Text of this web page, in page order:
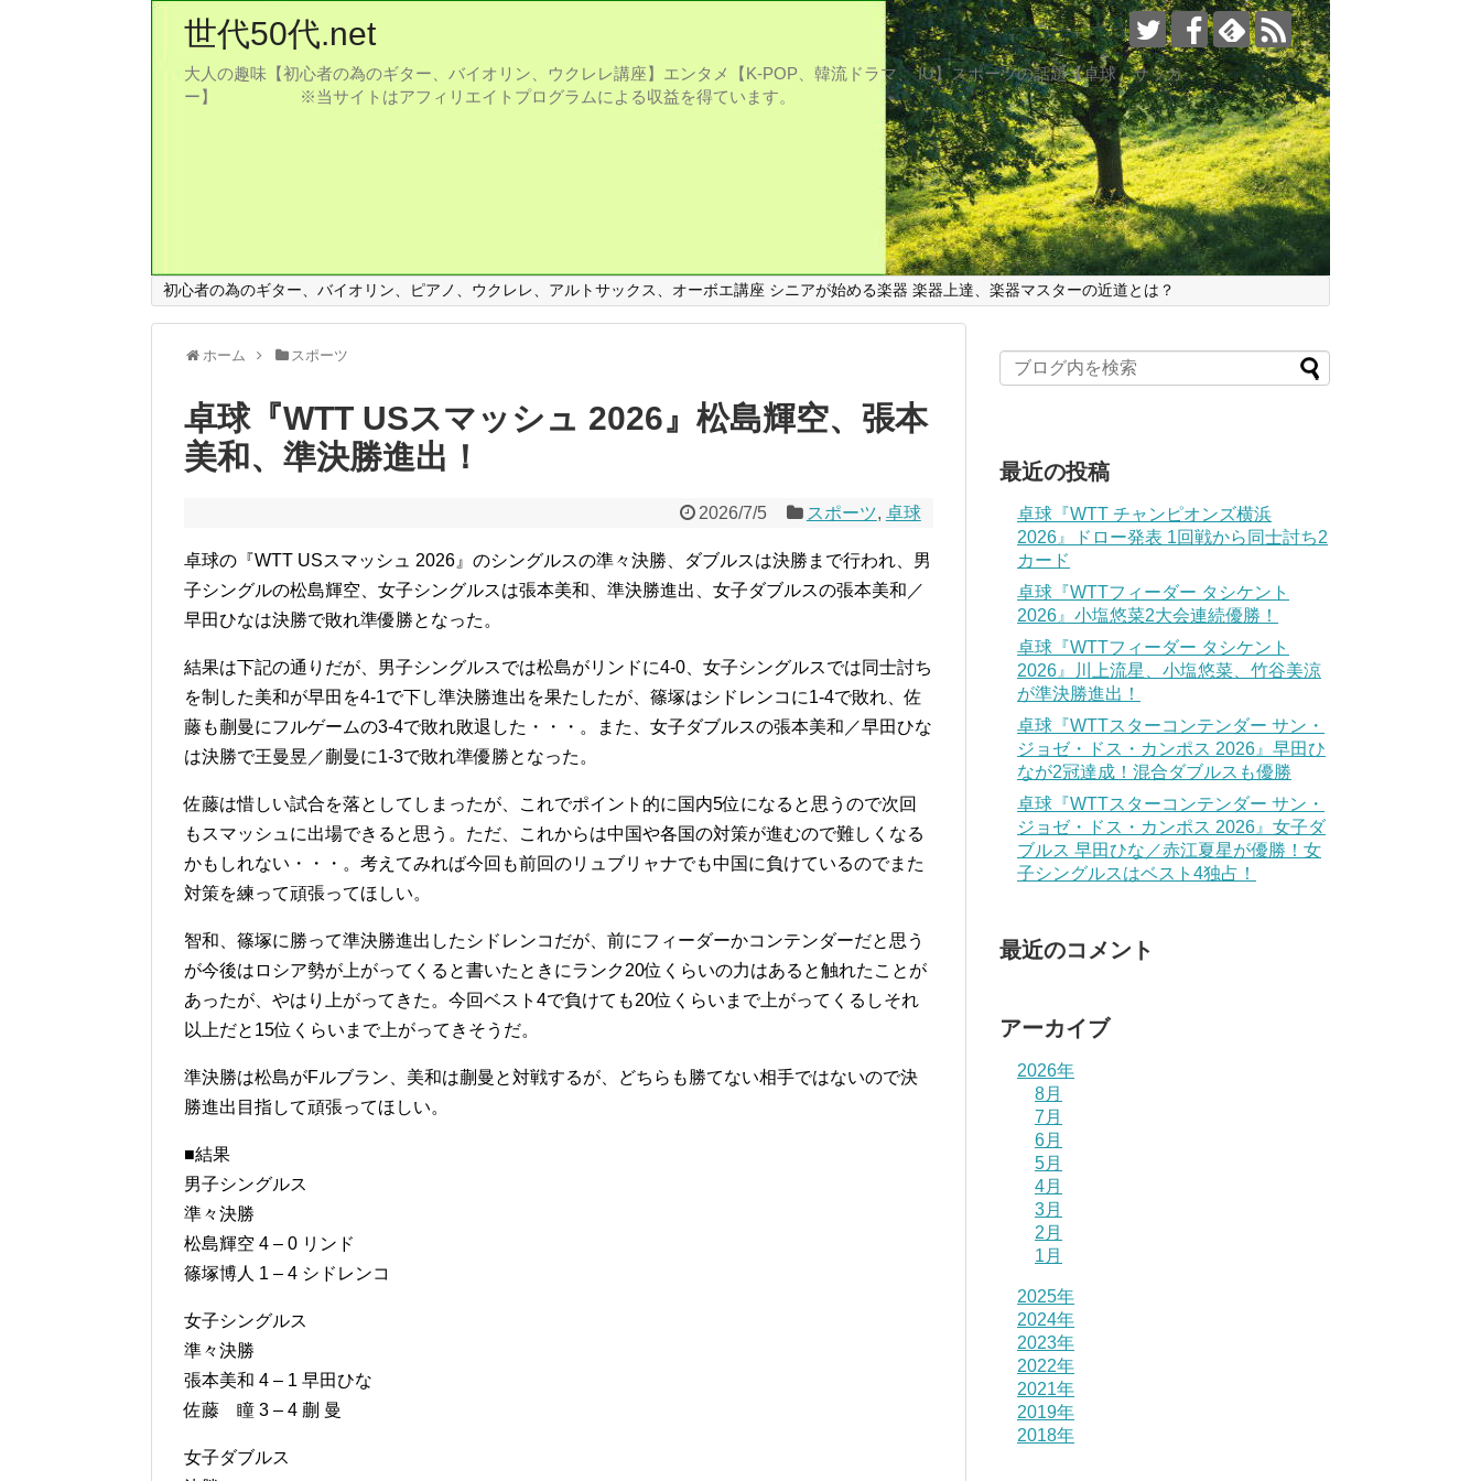
世代50代.net
大人の趣味【初心者の為のギター、バイオリン、ウクレレ講座】エンタメ【K-POP、韓流ドラマ、 IU】スポーツの話題【卓球、サッカ
ー】 ※当サイトはアフィリエイトプログラムによる収益を得ています。
初心者の為のギター、バイオリン、ピアノ、ウクレレ、アルトサックス、オーボエ講座 シニアが始める楽器 楽器上達、楽器マスターの近道とは？
ホーム スポーツ
卓球『WTT USスマッシュ 2026』松島輝空、張本
美和、準決勝進出！
2026/7/5 スポーツ, 卓球
卓球の『WTT USスマッシュ 2026』のシングルスの準々決勝、ダブルスは決勝まで行われ、男
子シングルの松島輝空、女子シングルスは張本美和、準決勝進出、女子ダブルスの張本美和／
早田ひなは決勝で敗れ準優勝となった。
結果は下記の通りだが、男子シングルスでは松島がリンドに4‐0、女子シングルスでは同士討ち
を制した美和が早田を4‐1で下し準決勝進出を果たしたが、篠塚はシドレンコに1‐4で敗れ、佐
藤も蒯曼にフルゲームの3‐4で敗れ敗退した・・・。また、女子ダブルスの張本美和／早田ひな
は決勝で王曼昱／蒯曼に1‐3で敗れ準優勝となった。
佐藤は惜しい試合を落としてしまったが、これでポイント的に国内5位になると思うので次回
もスマッシュに出場できると思う。ただ、これからは中国や各国の対策が進むので難しくなる
かもしれない・・・。考えてみれば今回も前回のリュブリャナでも中国に負けているのでまた
対策を練って頑張ってほしい。
智和、篠塚に勝って準決勝進出したシドレンコだが、前にフィーダーかコンテンダーだと思う
が今後はロシア勢が上がってくると書いたときにランク20位くらいの力はあると触れたことが
あったが、やはり上がってきた。今回ベスト4で負けても20位くらいまで上がってくるしそれ
以上だと15位くらいまで上がってきそうだ。
準決勝は松島がFルブラン、美和は蒯曼と対戦するが、どちらも勝てない相手ではないので決
勝進出目指して頑張ってほしい。
■結果
男子シングルス
準々決勝
松島輝空 4 – 0 リンド
篠塚博人 1 – 4 シドレンコ
女子シングルス
準々決勝
張本美和 4 – 1 早田ひな
佐藤 瞳 3 – 4 蒯 曼
女子ダブルス
最近の投稿
卓球『WTT チャンピオンズ横浜
2026』ドロー発表 1回戦から同士討ち2
カード
卓球『WTTフィーダー タシケント
2026』小塩悠菜2大会連続優勝！
卓球『WTTフィーダー タシケント
2026』川上流星、小塩悠菜、竹谷美涼
が準決勝進出！
卓球『WTTスターコンテンダー サン・
ジョゼ・ドス・カンポス 2026』早田ひ
なが2冠達成！混合ダブルスも優勝
卓球『WTTスターコンテンダー サン・
ジョゼ・ドス・カンポス 2026』女子ダ
ブルス 早田ひな／赤江夏星が優勝！女
子シングルスはベスト4独占！
最近のコメント
アーカイブ
2026年
8月
7月
6月
5月
4月
3月
2月
1月
2025年
2024年
2023年
2022年
2021年
2019年
2018年